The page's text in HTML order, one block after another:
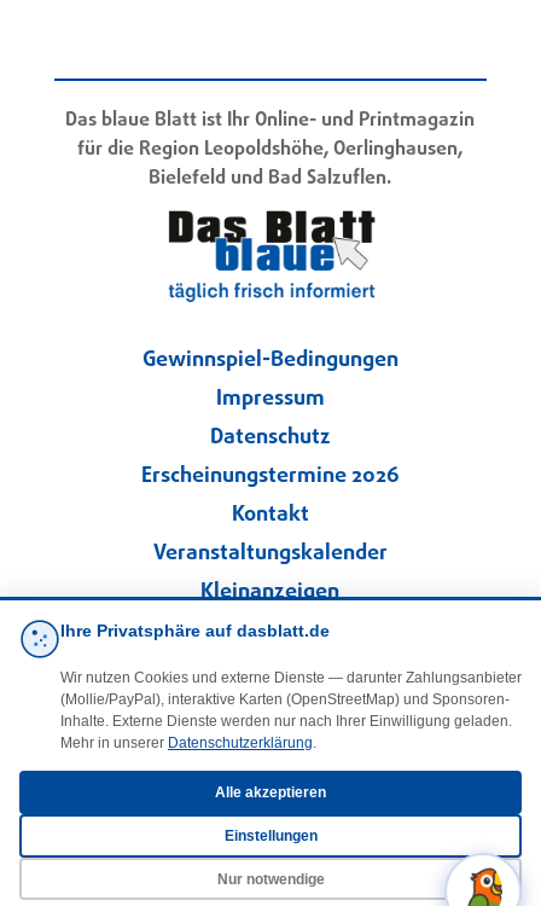
Das blaue Blatt ist Ihr Online- und Printmagazin
für die Region Leopoldshöhe, Oerlinghausen,
Bielefeld und Bad Salzuflen.
Gewinnspiel-Bedingungen
Impressum
Datenschutz
Erscheinungstermine 2026
Kontakt
Veranstaltungskalender
Kleinanzeigen
Folgen Sie uns!
facebook
E-Mail
Ihre Privatsphäre auf dasblatt.de
Wir nutzen Cookies und externe Dienste — darunter Zahlungsanbieter
(Mollie/PayPal), interaktive Karten (OpenStreetMap) und Sponsoren-
Inhalte. Externe Dienste werden nur nach Ihrer Einwilligung geladen.
Mehr in unserer Datenschutzerklärung.
Alle akzeptieren
Einstellungen
Nur notwendige